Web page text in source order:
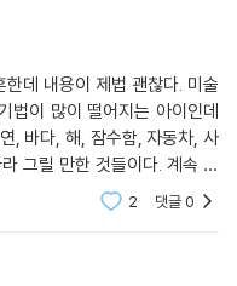
데 내용이 제법 괜찮다. 미술
법이 많이 떨어지는 아이인데
, 바다, 해, 잠수함, 자동차, 사
그릴 만한 것들이다. 계속 연
다.색연필로 스케치를 하고 물
2 댓글0